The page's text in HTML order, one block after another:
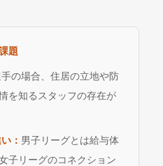
題
の場合、住居の立地や防
を知るスタッフの存在が
： 男子リーグとは給与体
子リーグのコネクション